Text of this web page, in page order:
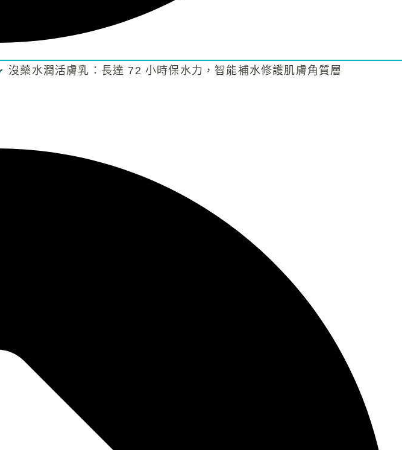
沒藥水潤活膚乳：長達 72 小時保水力，智能補水修護肌膚角質層